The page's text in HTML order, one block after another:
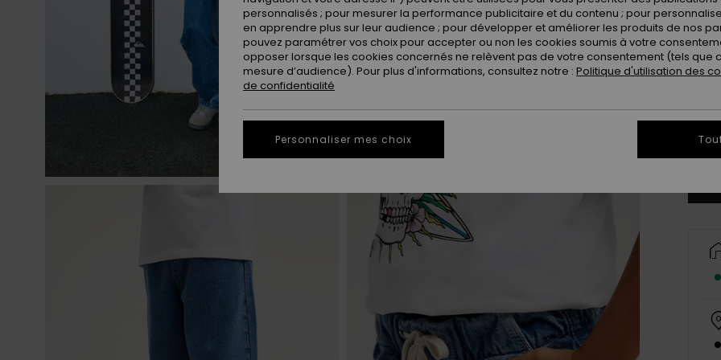
personnalisés ; pour mesurer la performance publicitaire et du contenu ; pour
en apprendre plus sur leur audience ; pour développer et améliorer les produits de nos
pouvez paramétrer vos choix pour accepter ou non les cookies soumis à votre
opposer lorsque les cookies concernés ne relèvent pas de votre consentement (tels que
mesure d’audience). Pour plus d'informations, consultez notre : Politique d'utilisation des
de confidentialité
Personnaliser mes choix